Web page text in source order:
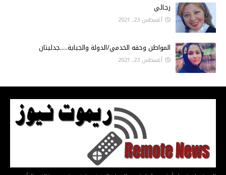
رجائي
أغسطس 23, 2021
المواطن وحقه الخدمي/الدولة والجباية.....جدليتان
أغسطس 23, 2021